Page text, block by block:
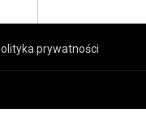
prywatności